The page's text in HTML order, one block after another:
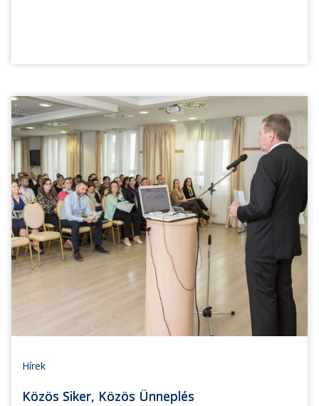
Hírek
Közös Siker, Közös Ünneplés